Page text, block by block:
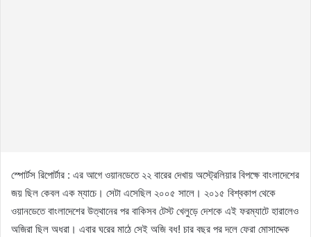
স্পোর্টস রিপোর্টার : এর আগে ওয়ানডেতে ২২ বারের দেখায় অস্ট্রেলিয়ার বিপক্ষে বাংলাদেশের
জয় ছিল কেবল এক ম্যাচে। সেটা এসেছিল ২০০৫ সালে। ২০১৫ বিশ্বকাপ থেকে
ওয়ানডেতে বাংলাদেশের উত্থানের পর বাকিসব টেস্ট খেলুড়ে দেশকে এই ফরম্যাটে হারালেও
অজিরা ছিল অধরা। এবার ঘরের মাঠে সেই অজি বধ! চার বছর পর দলে ফেরা মোসাদ্দেক